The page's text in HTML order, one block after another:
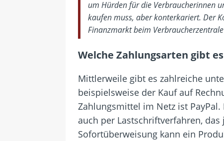
um Hürden für die Verbraucherinnen
kaufen muss, aber konterkariert. Der
Finanzmarkt beim
Welche Zahlungsarten gibt
Mittlerweile gibt es zahlreiche
beispielsweise der Kauf auf
Zahlungsmittel im Netz ist PayPal.
auch per Lastschriftverfahren,
Sofortüberweisung kann ein